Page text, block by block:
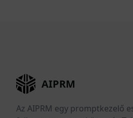
AIPRM
Az AIPRM egy promptkezelő